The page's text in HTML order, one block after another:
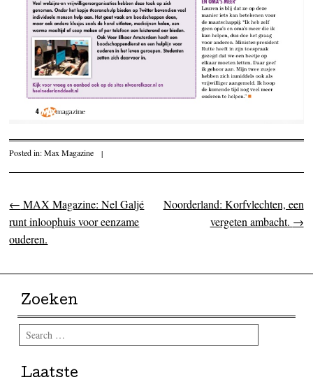
Posted in:Max Magazine |
Post navigation
← MAX Magazine: Nel Galjé
runt inloophuis voor eenzame
ouderen.
Noorderland: Korfvlechten, een
vergeten ambacht. →
Zoeken
Search
Laatste